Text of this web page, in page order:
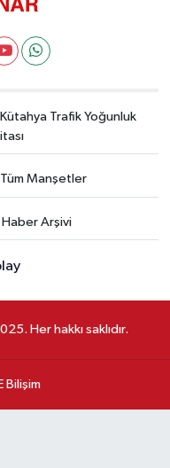
Kütahya Trafik Yoğunluk
Tüm Manşetler
Haber Arşivi
Her hakkı saklıdır.
Bilişim